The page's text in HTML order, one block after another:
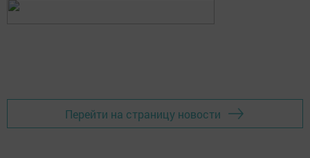
Перейти на страницу новости